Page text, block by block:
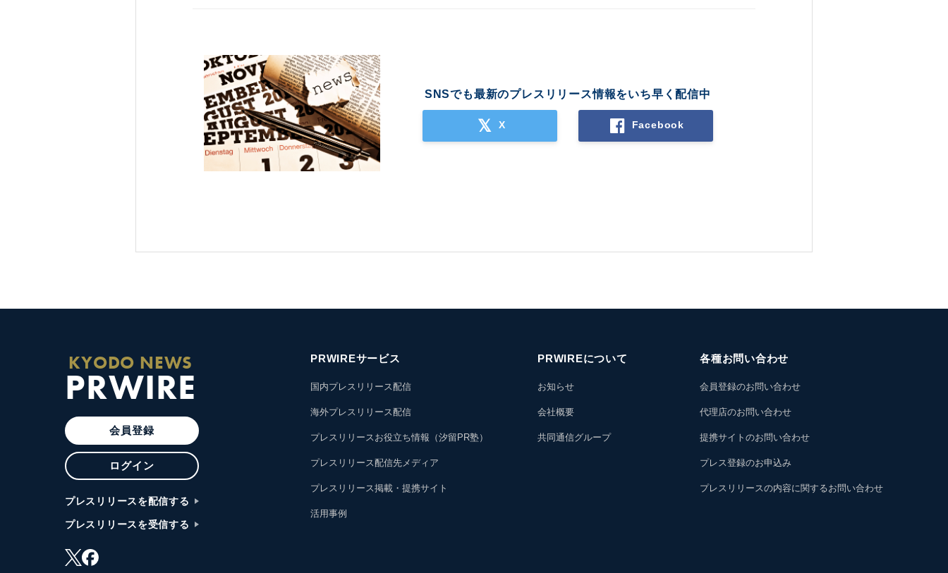
SNSでも最新のプレスリリース情報をいち早く配信中
X Facebook
KYODO NEWS
PRWIRE
会員登録
ログイン
プレスリリースを配信する
プレスリリースを受信する
PRWIREサービス
国内プレスリリース配信
海外プレスリリース配信
プレスリリースお役立ち情報（汐留PR塾）
プレスリリース配信先メディア
プレスリリース掲載・提携サイト
活用事例
PRWIREについて
お知らせ
会社概要
共同通信グループ
各種お問い合わせ
会員登録のお問い合わせ
代理店のお問い合わせ
提携サイトのお問い合わせ
プレス登録のお申込み
プレスリリースの内容に関するお問い合わせ